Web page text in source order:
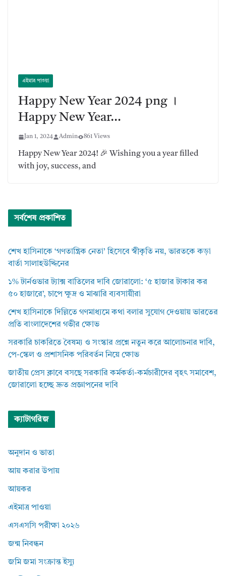
এইমাত্র পাওয়া
Happy New Year 2024 png ।
Happy New Year…
Jan 1, 2024 Admin 861 Views
Happy New Year 2024! 🎉 Wishing you a year filled
with joy, success, and
সর্বশেষ প্রকাশিত
শেখ হাসিনাকে ‘গণতান্ত্রিক নেতা’ হিসেবে স্বীকৃতি নয়, ভারতকে কড়া
বার্তা সালাহউদ্দিনের
১% টার্নওভার ট্যাক্স বাতিলের দাবি জোরালো: ‘৫ হাজার টাকার কর
৫০ হাজারে’, চাপে ক্ষুদ্র ও মাঝারি ব্যবসায়ীরা
শেখ হাসিনাকে দিল্লিতে গণমাধ্যমে কথা বলার সুযোগ দেওয়ায় ভারতের
প্রতি বাংলাদেশের গভীর ক্ষোভ
সরকারি চাকরিতে বৈষম্য ও সংস্কার প্রশ্নে নতুন করে আলোচনার দাবি,
পে-স্কেল ও প্রশাসনিক পরিবর্তন নিয়ে ক্ষোভ
জাতীয় প্রেস ক্লাবে বসছে সরকারি কর্মকর্তা-কর্মচারীদের বৃহৎ সমাবেশ,
জোরালো হচ্ছে দ্রুত প্রজ্ঞাপনের দাবি
ক্যাটাগরিজ
অনুদান ও ভাতা
আয় করার উপায়
আয়কর
এইমাত্র পাওয়া
এসএসসি পরীক্ষা ২০২৬
জন্ম নিবন্ধন
জমি জমা সংক্রান্ত ইস্যু